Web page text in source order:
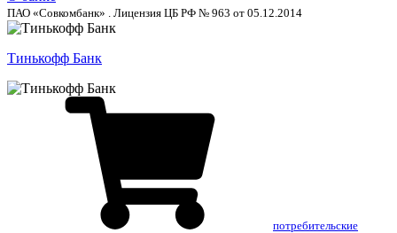
ПАО «Совкомбанк» . Лицензия ЦБ РФ № 963 от 05.12.2014
Тинькофф Банк
потребительские